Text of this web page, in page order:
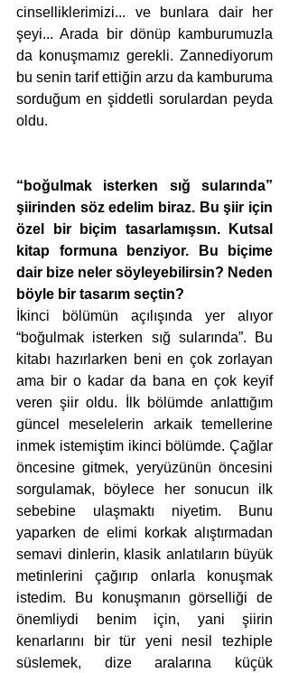
cinselliklerimizi... ve bunlara dair her
şeyi... Arada bir dönüp kamburumuzla
da konuşmamız gerekli. Zannediyorum
bu senin tarif ettiğin arzu da kamburuma
sorduğum en şiddetli sorulardan peyda
oldu.
“boğulmak isterken sığ sularında”
şiirinden söz edelim biraz. Bu şiir için
özel bir biçim tasarlamışsın. Kutsal
kitap formuna benziyor. Bu biçime
dair bize neler söyleyebilirsin? Neden
böyle bir tasarım seçtin?
İkinci bölümün açılışında yer alıyor
“boğulmak isterken sığ sularında”. Bu
kitabı hazırlarken beni en çok zorlayan
ama bir o kadar da bana en çok keyif
veren şiir oldu. İlk bölümde anlattığım
güncel meselelerin arkaik temellerine
inmek istemiştim ikinci bölümde. Çağlar
öncesine gitmek, yeryüzünün öncesini
sorgulamak, böylece her sonucun ilk
sebebine ulaşmaktı niyetim. Bunu
yaparken de elimi korkak alıştırmadan
semavi dinlerin, klasik anlatıların büyük
metinlerini çağırıp onlarla konuşmak
istedim. Bu konuşmanın görselliği de
önemliydi benim için, yani şiirin
kenarlarını bir tür yeni nesil tezhiple
süslemek, dize aralarına küçük